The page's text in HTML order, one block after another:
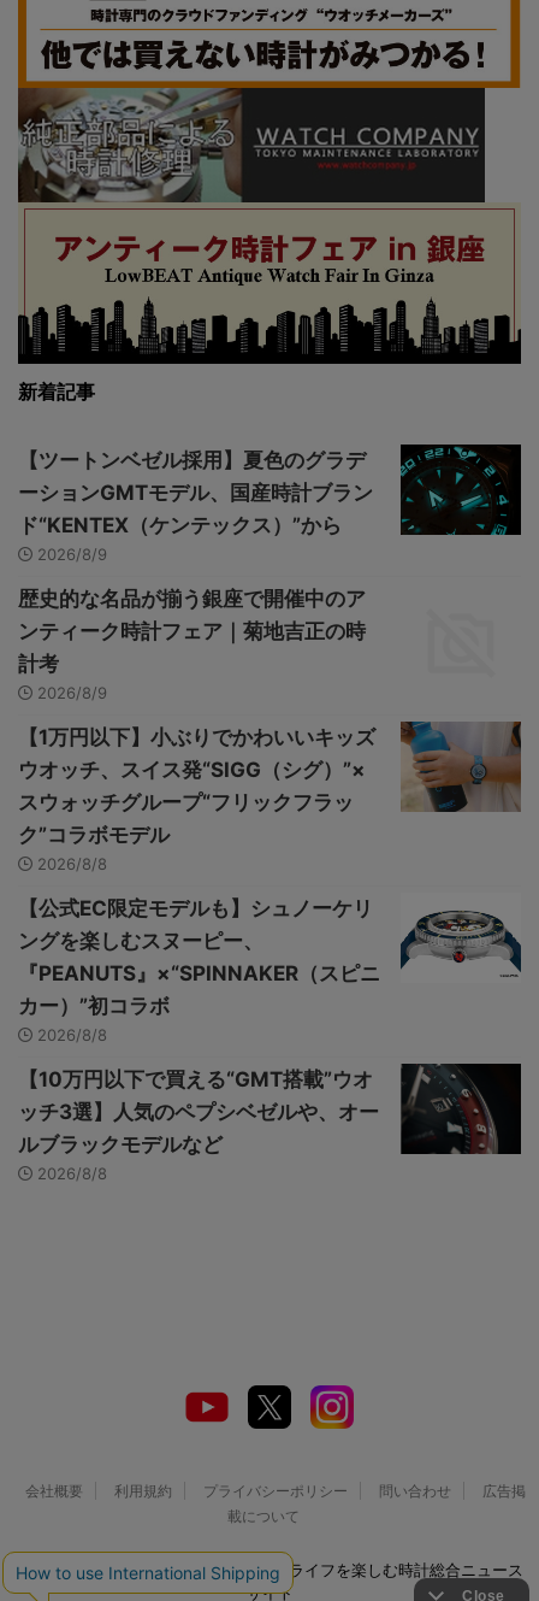
新着記事
【ツートンベゼル採用】夏色のグラデ
ーションGMTモデル、国産時計ブラン
ド“KENTEX（ケンテックス）”から
2026/8/9
歴史的な名品が揃う銀座で開催中のア
ンティーク時計フェア｜菊地吉正の時
計考
2026/8/9
【1万円以下】小ぶりでかわいいキッズ
ウオッチ、スイス発“SIGG（シグ）”×
スウォッチグループ“フリックフラッ
ク”コラボモデル
2026/8/8
【公式EC限定モデルも】シュノーケリ
ングを楽しむスヌーピー、
『PEANUTS』×“SPINNAKER（スピニ
カー）”初コラボ
2026/8/8
【10万円以下で買える“GMT搭載”ウオ
ッチ3選】人気のペプシベゼルや、オー
ルブラックモデルなど
2026/8/8
会社概要 利用規約 プライバシーポリシー 問い合わせ
広告掲
載について
© 2026 Watch LIFE NEWS｜ウオッチライフを楽しむ時計総合ニュース
サイト